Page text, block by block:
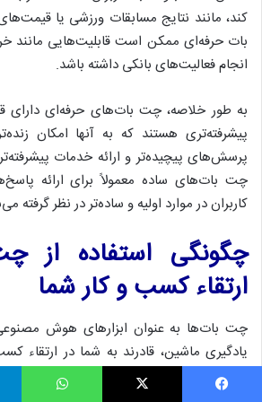
کند، مانند نتایج مسابقات ورزشی یا
بات حرفه‌ای ممکن است قابلیت‌هایی مانند
انجام فعالیت‌های بانکی داشته باشد.
به طور خلاصه، چت بات‌های حرفه‌ای دارای
پیشرفته‌تری هستند که به آنها امکان
پرسش‌های پیچیده‌تر و ارائه خدمات
چت بات‌های ساده معمولاً برای ارائه
کاربران در موارد اولیه و ساده‌تر در نظر گرفته
چگونگی استفاده از
ارتقاء کسب و کار شما
چت بات‌ها به عنوان ابزارهای هوش
یادگیری ماشین، قادرند به شما در ارتقاء
استفاده از چت بات در صنعت بخش خدمات